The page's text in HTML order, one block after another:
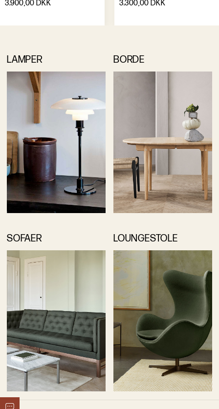
3.900,00 DKK 3.300,00 DKK
LAMPER BORDE
SOFAER LOUNGESTOLE